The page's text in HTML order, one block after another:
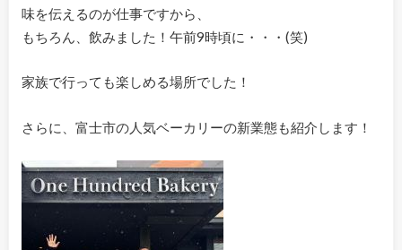
味を伝えるのが仕事ですから、
もちろん、飲みました！午前9時頃に・・・(笑)
家族で行っても楽しめる場所でした！
さらに、富士市の人気ベーカリーの新業態も紹介します！